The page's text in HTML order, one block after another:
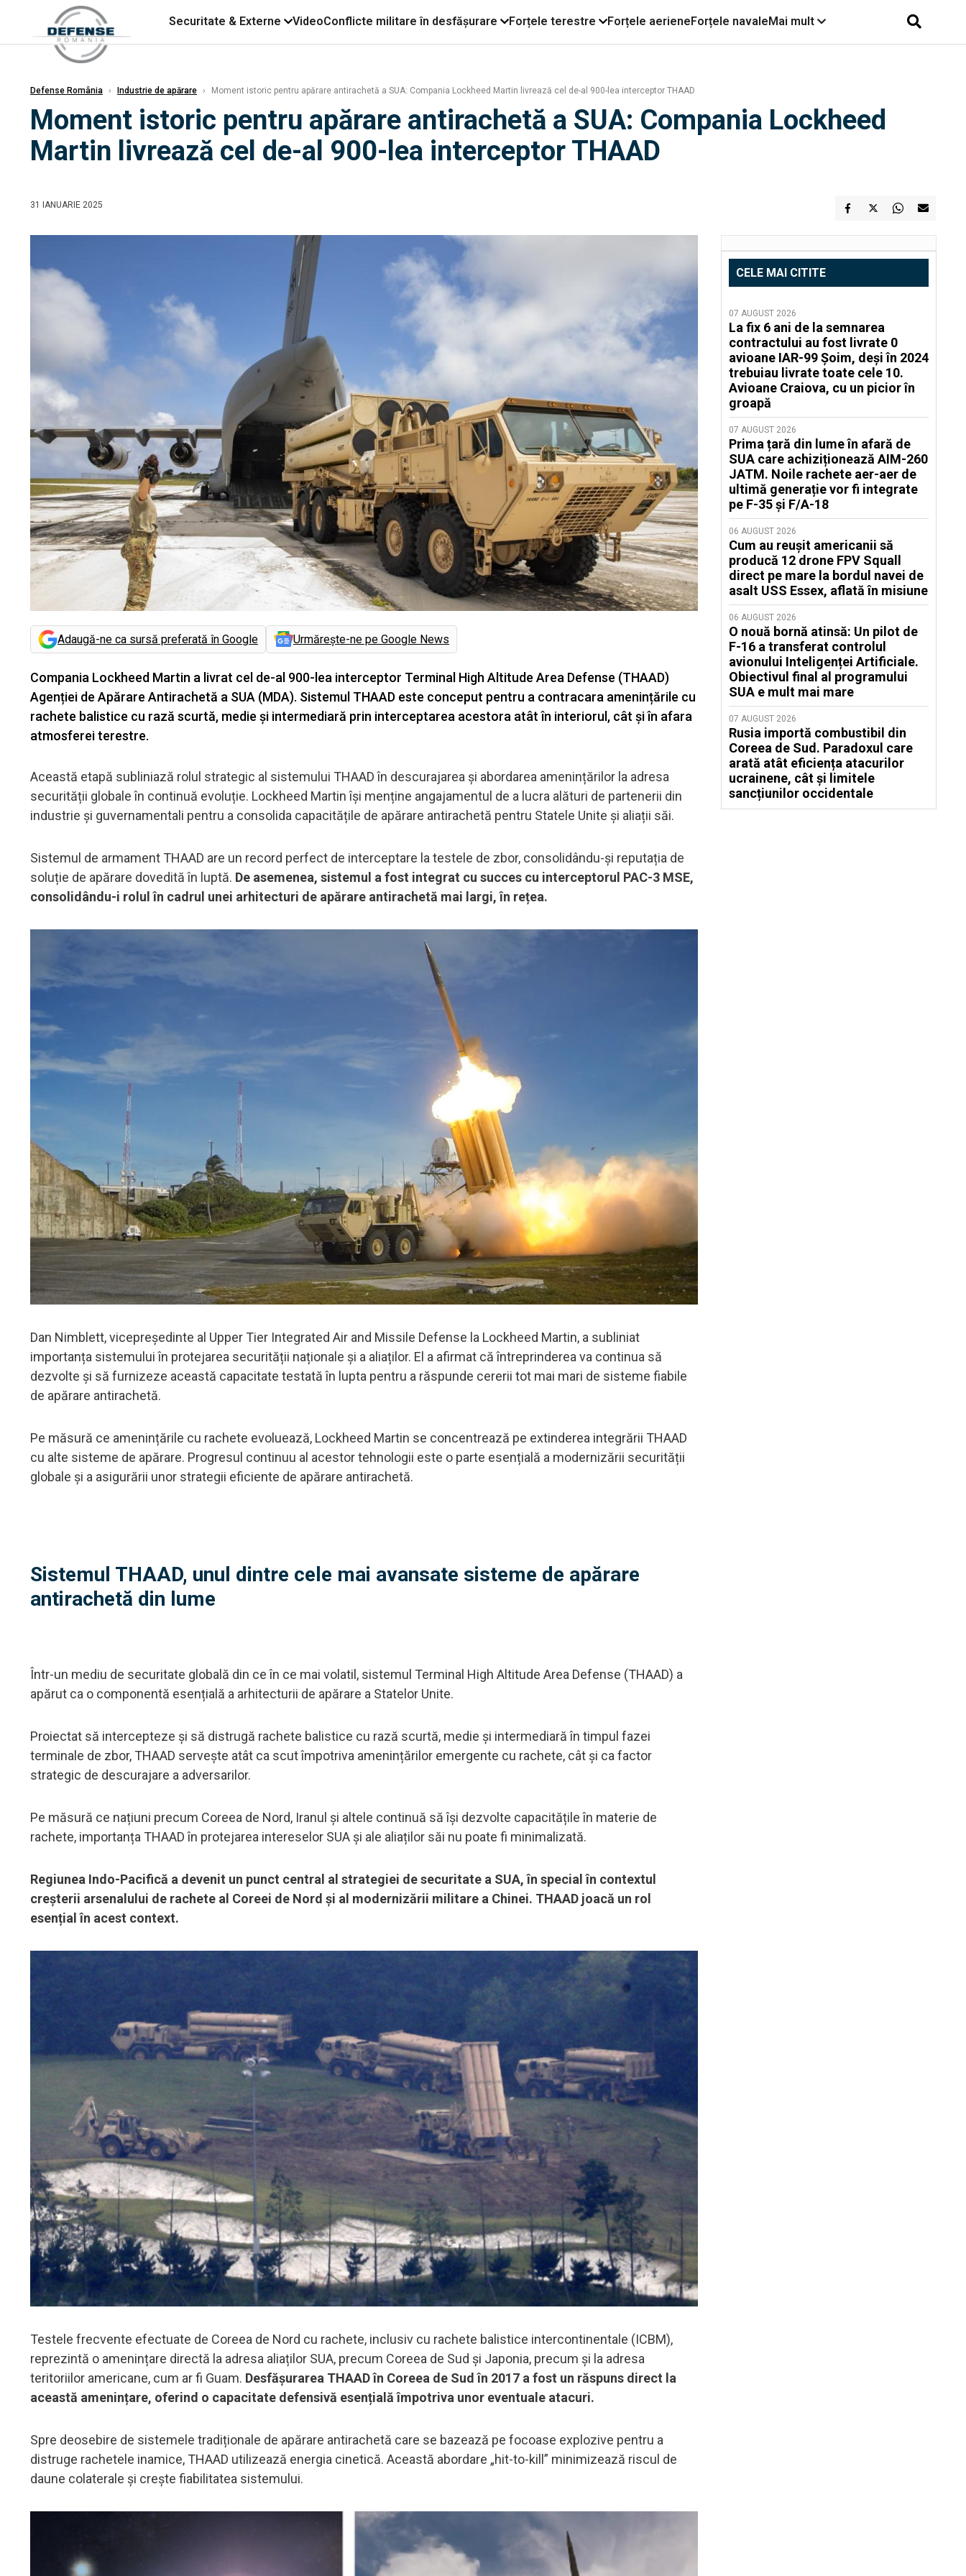
Securitate & Externe VideoConflicte militare în desfășurare Forțele terestre Forțele aerieneForțele navaleMai mult
Defense România › Industrie de apărare › Moment istoric pentru apărare antirachetă a SUA: Compania Lockheed Martin livrează cel de-al 900-lea interceptor THAAD
Moment istoric pentru apărare antirachetă a SUA: Compania Lockheed
Martin livrează cel de-al 900-lea interceptor THAAD
31 IANUARIE 2025
Adaugă-ne ca sursă preferată în Google Urmărește-ne pe Google News
Compania Lockheed Martin a livrat cel de-al 900-lea interceptor Terminal High Altitude Area Defense (THAAD)
Agenției de Apărare Antirachetă a SUA (MDA). Sistemul THAAD este conceput pentru a contracara amenințările cu
rachete balistice cu rază scurtă, medie și intermediară prin interceptarea acestora atât în interiorul, cât și în afara
atmosferei terestre.
Această etapă subliniază rolul strategic al sistemului THAAD în descurajarea și abordarea amenințărilor la adresa
securității globale în continuă evoluție. Lockheed Martin își menține angajamentul de a lucra alături de partenerii din
industrie și guvernamentali pentru a consolida capacitățile de apărare antirachetă pentru Statele Unite și aliații săi.
Sistemul de armament THAAD are un record perfect de interceptare la testele de zbor, consolidându-și reputația de
soluție de apărare dovedită în luptă. De asemenea, sistemul a fost integrat cu succes cu interceptorul PAC-3 MSE,
consolidându-i rolul în cadrul unei arhitecturi de apărare antirachetă mai largi, în rețea.
Dan Nimblett, vicepreședinte al Upper Tier Integrated Air and Missile Defense la Lockheed Martin, a subliniat
importanța sistemului în protejarea securității naționale și a aliaților. El a afirmat că întreprinderea va continua să
dezvolte și să furnizeze această capacitate testată în lupta pentru a răspunde cererii tot mai mari de sisteme fiabile
de apărare antirachetă.
Pe măsură ce amenințările cu rachete evoluează, Lockheed Martin se concentrează pe extinderea integrării THAAD
cu alte sisteme de apărare. Progresul continuu al acestor tehnologii este o parte esențială a modernizării securității
globale și a asigurării unor strategii eficiente de apărare antirachetă.
Sistemul THAAD, unul dintre cele mai avansate sisteme de apărare
antirachetă din lume
Într-un mediu de securitate globală din ce în ce mai volatil, sistemul Terminal High Altitude Area Defense (THAAD) a
apărut ca o componentă esențială a arhitecturii de apărare a Statelor Unite.
Proiectat să intercepteze și să distrugă rachete balistice cu rază scurtă, medie și intermediară în timpul fazei
terminale de zbor, THAAD servește atât ca scut împotriva amenințărilor emergente cu rachete, cât și ca factor
strategic de descurajare a adversarilor.
Pe măsură ce națiuni precum Coreea de Nord, Iranul și altele continuă să își dezvolte capacitățile în materie de
rachete, importanța THAAD în protejarea intereselor SUA și ale aliaților săi nu poate fi minimalizată.
Regiunea Indo-Pacifică a devenit un punct central al strategiei de securitate a SUA, în special în contextul
creșterii arsenalului de rachete al Coreei de Nord și al modernizării militare a Chinei. THAAD joacă un rol
esențial în acest context.
Testele frecvente efectuate de Coreea de Nord cu rachete, inclusiv cu rachete balistice intercontinentale (ICBM),
reprezintă o amenințare directă la adresa aliaților SUA, precum Coreea de Sud și Japonia, precum și la adresa
teritoriilor americane, cum ar fi Guam. Desfășurarea THAAD în Coreea de Sud în 2017 a fost un răspuns direct la
această amenințare, oferind o capacitate defensivă esențială împotriva unor eventuale atacuri.
Spre deosebire de sistemele tradiționale de apărare antirachetă care se bazează pe focoase explozive pentru a
distruge rachetele inamice, THAAD utilizează energia cinetică. Această abordare „hit-to-kill” minimizează riscul de
daune colaterale și crește fiabilitatea sistemului.
CELE MAI CITITE
07 AUGUST 2026
La fix 6 ani de la semnarea
contractului au fost livrate 0
avioane IAR-99 Șoim, deși în 2024
trebuiau livrate toate cele 10.
Avioane Craiova, cu un picior în
groapă
07 AUGUST 2026
Prima țară din lume în afară de
SUA care achiziționează AIM-260
JATM. Noile rachete aer-aer de
ultimă generație vor fi integrate
pe F-35 și F/A-18
06 AUGUST 2026
Cum au reușit americanii să
producă 12 drone FPV Squall
direct pe mare la bordul navei de
asalt USS Essex, aflată în misiune
06 AUGUST 2026
O nouă bornă atinsă: Un pilot de
F-16 a transferat controlul
avionului Inteligenței Artificiale.
Obiectivul final al programului
SUA e mult mai mare
07 AUGUST 2026
Rusia importă combustibil din
Coreea de Sud. Paradoxul care
arată atât eficiența atacurilor
ucrainene, cât și limitele
sancțiunilor occidentale